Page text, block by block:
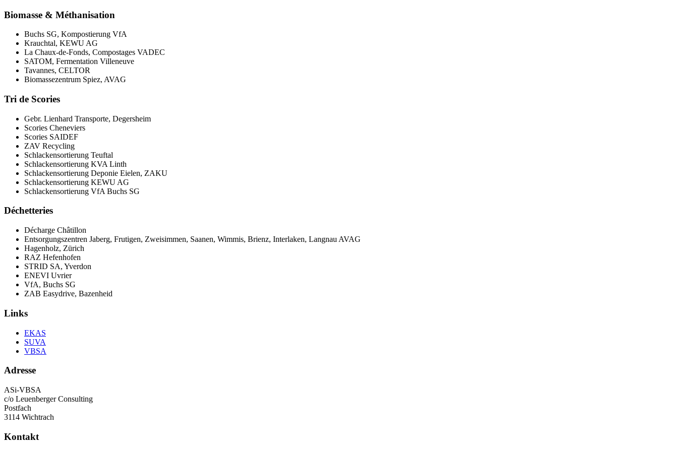
Biomasse & Méthanisation
Buchs SG, Kompostierung VfA
Krauchtal, KEWU AG
La Chaux-de-Fonds, Compostages VADEC
SATOM, Fermentation Villeneuve
Tavannes, CELTOR
Biomassezentrum Spiez, AVAG
Tri de Scories
Gebr. Lienhard Transporte, Degersheim
Scories Cheneviers
Scories SAIDEF
ZAV Recycling
Schlackensortierung Teuftal
Schlackensortierung KVA Linth
Schlackensortierung Deponie Eielen, ZAKU
Schlackensortierung KEWU AG
Schlackensortierung VfA Buchs SG
Déchetteries
Décharge Châtillon
Entsorgungszentren Jaberg, Frutigen, Zweisimmen, Saanen, Wimmis, Brienz, Interlaken, Langnau AVAG
Hagenholz, Zürich
RAZ Hefenhofen
STRID SA, Yverdon
ENEVI Uvrier
VfA, Buchs SG
ZAB Easydrive, Bazenheid
Links
EKAS
SUVA
VBSA
Adresse
ASi-VBSA
c/o Leuenberger Consulting
Postfach
3114 Wichtrach
Kontakt